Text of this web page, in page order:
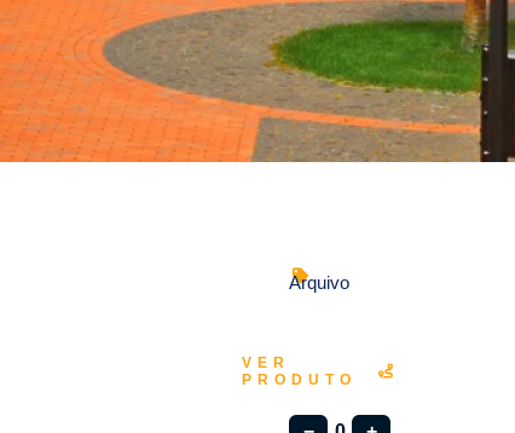
Arquivo
VER
PRODUTO